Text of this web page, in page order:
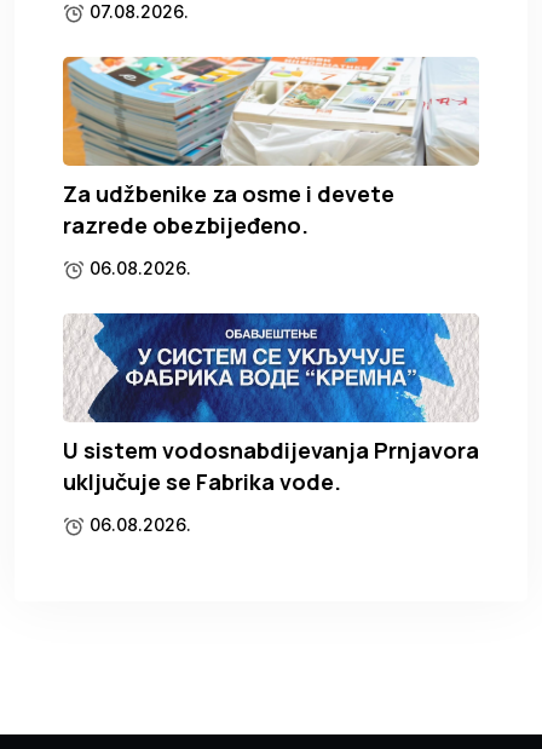
07.08.2026.
Za udžbenike za osme i devete
razrede obezbijeđeno.
06.08.2026.
U sistem vodosnabdijevanja Prnjavora
uključuje se Fabrika vode.
06.08.2026.